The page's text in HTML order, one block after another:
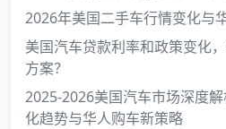
2026年美国二手车行情变化与
美国汽车贷款利率和政策变化
方案？
2025-2026美国汽车市场深度
化趋势与华人购车新策略